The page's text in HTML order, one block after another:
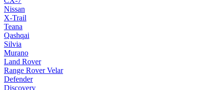
Nissan
X-Trail
Teana
Qashqai
Silvia
Murano
Land Rover
Range Rover Velar
Defender
Discovery